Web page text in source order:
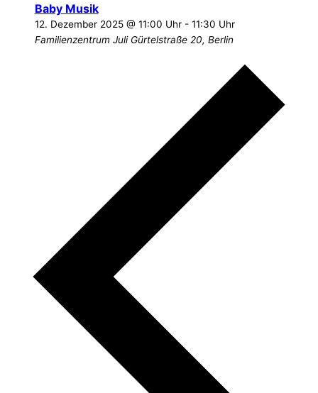
Baby Musik
12. Dezember 2025 @ 11:00 Uhr- 11:30 Uhr
Familienzentrum Juli Gürtelstraße 20, Berlin